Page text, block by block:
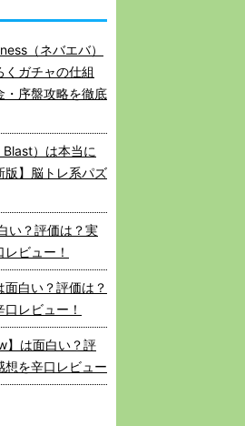
（ネバエバ）
ガチャの仕組
・序盤攻略を徹底
）は本当に
版】脳トレ系パズ
い？評価は？実
ビュー！
面白い？評価は？
レビュー！
】は面白い？評
想を辛口レビュー